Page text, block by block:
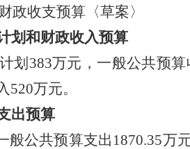
政收支预算〈草案〉
划和财政收入预算
划 383万元， 一般公共预算
520万元。
出预算
般公共预算支出 1870.35万